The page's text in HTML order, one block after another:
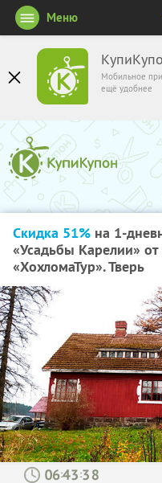
Мобильное
ещё удобнее
Меню
Скидка 51% на 1-
«Усадьбы Карелии» от
«ХохломаТур». Тверь
: :